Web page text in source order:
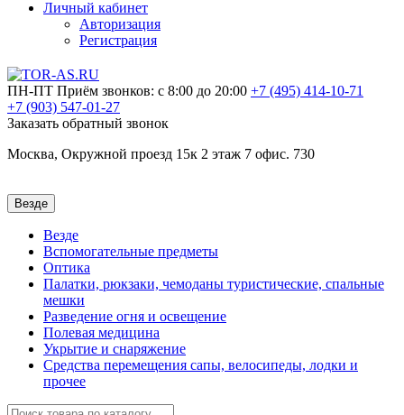
Личный кабинет
Авторизация
Регистрация
ПН-ПТ Приём звонков: с 8:00 до 20:00 +7 (495) 414-10-71
+7 (903) 547-01-27
Заказать обратный звонок
Москва, Окружной проезд 15к 2 этаж 7 офис. 730
Везде
Везде
Вспомогательные предметы
Оптика
Палатки, рюкзаки, чемоданы туристические, спальные
мешки
Разведение огня и освещение
Полевая медицина
Укрытие и снаряжение
Средства перемещения сапы, велосипеды, лодки и
прочее